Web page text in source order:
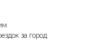
за город.